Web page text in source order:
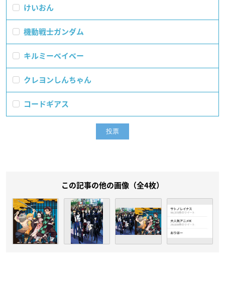
けいおん
機動戦士ガンダム
キルミーベイベー
クレヨンしんちゃん
コードギアス
この記事の他の画像（全4枚）